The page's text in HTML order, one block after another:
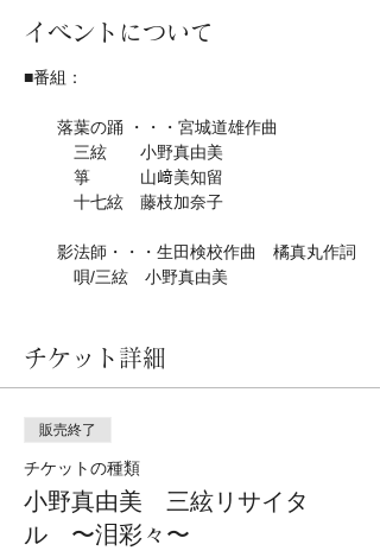
イベントについて
■番組：
落葉の踊 ・・・宮城道雄作曲
三絃 小野真由美
箏 山﨑美知留
十七絃 藤枝加奈子
影法師・・・生田検校作曲 橘真丸作詞
唄/三絃 小野真由美
作詞
唄/三絃 小野真由美
尺八 善養寺惠介
■舞台監督 加藤繁治
■進行 渡辺清弘
■舞台 明治座
チケット詳細
販売終了
チケットの種類
小野真由美 三絃リサイタ
ル 〜泪彩々〜